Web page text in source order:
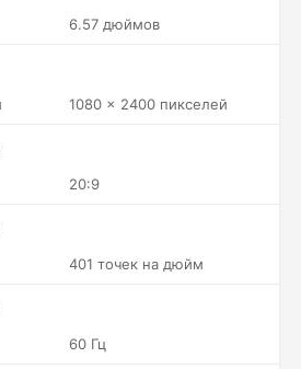
6.57 дюймов
1080 x 2400 пикселей
20:9
401 точек на дюйм
60 Гц